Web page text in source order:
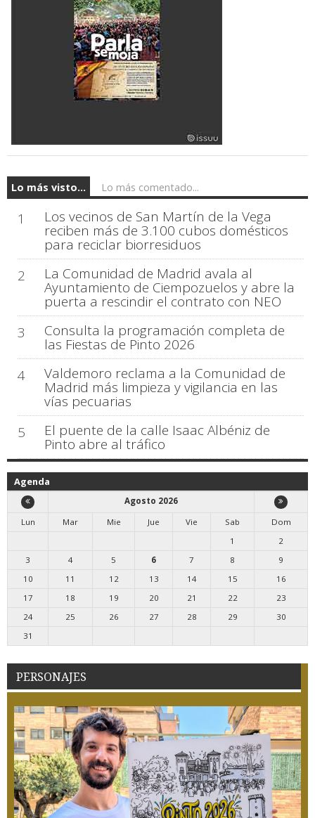
Lo más visto... Lo más comentado...
1 Los vecinos de San Martín de la Vega
reciben más de 3.100 cubos domésticos
para reciclar biorresiduos
2
La Comunidad de Madrid avala al
Ayuntamiento de Ciempozuelos y abre la
puerta a rescindir el contrato con NEO
3
Consulta la programación completa de
las Fiestas de Pinto 2026
4
Valdemoro reclama a la Comunidad de
Madrid más limpieza y vigilancia en las
vías pecuarias
5
El puente de la calle Isaac Albéniz de
Pinto abre al tráfico
Agenda
Agosto 2026
Lun
Mar Mie Jue Vie Sab
Dom
1
2
3
4 5 6 7 8
9
10
11 12 13 14 15
16
17
18 19 20 21 22
23
24
25 26 27 28 29
30
31
PERSONAJES